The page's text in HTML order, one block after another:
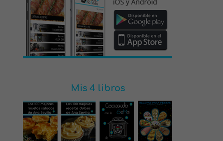
Mis 4 libros